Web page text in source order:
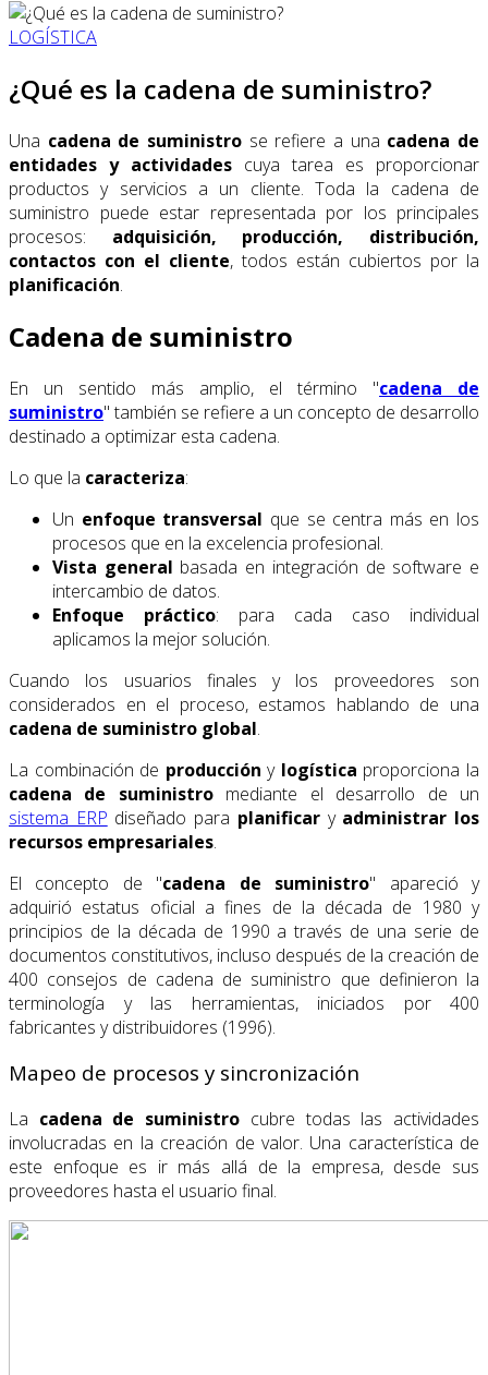
LOGÍSTICA
¿Qué es la cadena de suministro?
Una cadena de suministro se refiere a una cadena de
entidades y actividades cuya tarea es proporcionar
productos y servicios a un cliente. Toda la cadena de
suministro puede estar representada por los principales
procesos: adquisición, producción, distribución,
contactos con el cliente, todos están cubiertos por la
planificación.
Cadena de suministro
En un sentido más amplio, el término "cadena de
suministro" también se refiere a un concepto de desarrollo
destinado a optimizar esta cadena.
Lo que la caracteriza:
Un enfoque transversal que se centra más en los
procesos que en la excelencia profesional.
Vista general basada en integración de software e
intercambio de datos.
Enfoque práctico: para cada caso individual
aplicamos la mejor solución.
Cuando los usuarios finales y los proveedores son
considerados en el proceso, estamos hablando de una
cadena de suministro global.
La combinación de producción y logística proporciona la
cadena de suministromediante el desarrollo de un
sistema ERP diseñado para planificary administrar los
recursos empresariales.
El concepto de "cadena de suministro" apareció y
adquirió estatus oficial a fines de la década de 1980 y
principios de la década de 1990 a través de una serie de
documentos constitutivos, incluso después de la creación de
400 consejos de cadena de suministro que definieron la
terminología y las herramientas, iniciados por 400
fabricantes y distribuidores (1996).
Mapeo de procesos y sincronización
La cadena de suministro cubre todas las actividades
involucradas en la creación de valor. Una característica de
este enfoque es ir más allá de la empresa, desde sus
proveedores hasta el usuario final.